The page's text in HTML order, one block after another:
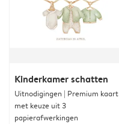
Kinderkamer schatten
Uitnodigingen | Premium kaart
met keuze uit 3
papierafwerkingen